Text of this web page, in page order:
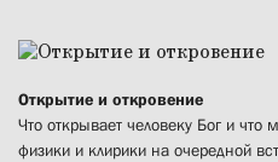
Открытие и откровение
Что открывает человеку Бог и что
физики и клирики на очередной